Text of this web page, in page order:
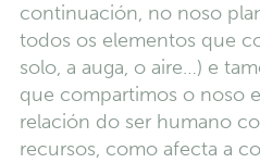
continuación, no noso
todos os elementos que
solo, a auga, o aire…) e
que compartimos o noso
relación do ser humano
recursos, como afecta a